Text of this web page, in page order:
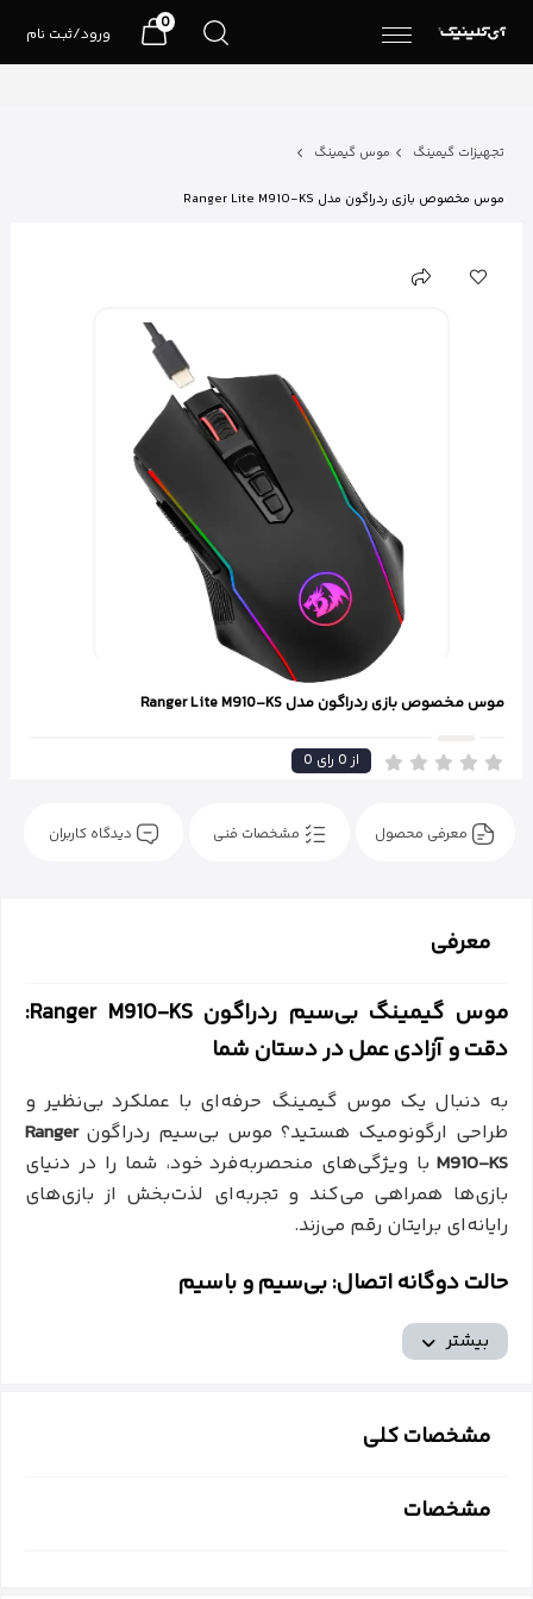
ورود/ثبت نام
0
تجهیزات گیمینگ موس گیمینگ
موس مخصوص بازی ردراگون مدل Ranger Lite M910-KS
موس مخصوص بازی ردراگون مدل Ranger Lite M910-KS
0 از0 رای
معرفی محصول مشخصات فنی دیدگاه کاربران
معرفی
موس گیمینگ بی‌سیم ردراگون Ranger M910-KS:
دقت و آزادی عمل در دستان شما
به دنبال یک موس گیمینگ حرفه‌ای با عملکرد بی‌نظیر و
طراحی ارگونومیک هستید؟ موس بی‌سیم ردراگونRanger
M910-KS با ویژگی‌های منحصربه‌فرد خود، شما را در دنیای
بازی‌ها همراهی می‌کند و تجربه‌ای لذت‌بخش از بازی‌های
رایانه‌ای برایتان رقم می‌زند.
حالت دوگانه اتصال: بی‌سیم و باسیم
باسیم پشتیبانی می‌کند. در حالت بی‌سیم، شما می‌توانید به
دقت حسگر 4000 DPI برای عملکرد بی‌نقص
بیشتر
مشخصات کلی
مشخصات